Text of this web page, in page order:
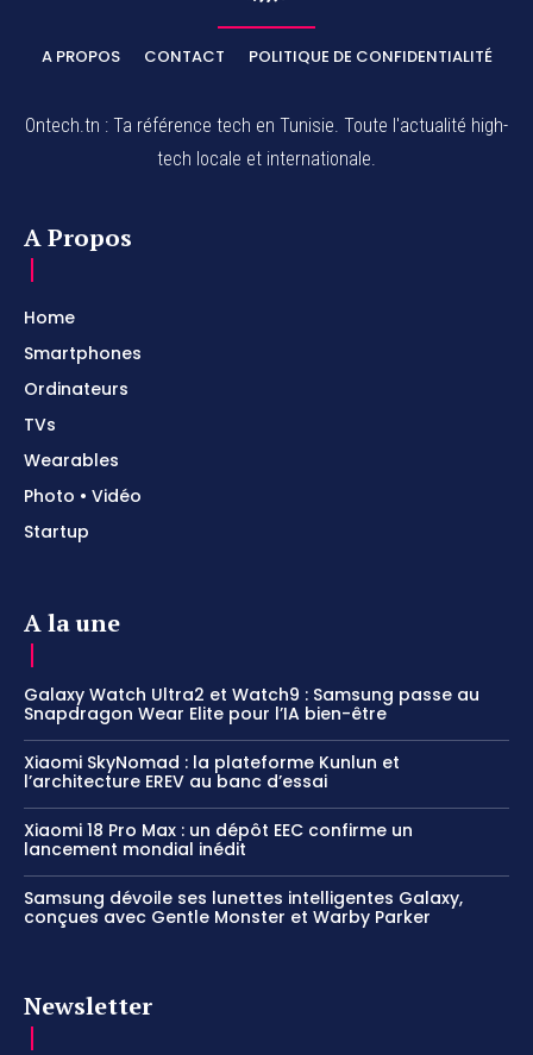
A PROPOS CONTACT POLITIQUE DE CONFIDENTIALITÉ
Ontech.tn : Ta référence tech en Tunisie. Toute l'actualité high-
tech locale et internationale.
A Propos
Home
Smartphones
Ordinateurs
TVs
Wearables
Photo • Vidéo
Startup
A la une
Galaxy Watch Ultra2 et Watch9 : Samsung passe au
Snapdragon Wear Elite pour l’IA bien-être
Xiaomi SkyNomad : la plateforme Kunlun et
l’architecture EREV au banc d’essai
Xiaomi 18 Pro Max : un dépôt EEC confirme un
lancement mondial inédit
Samsung dévoile ses lunettes intelligentes Galaxy,
conçues avec Gentle Monster et Warby Parker
Newsletter